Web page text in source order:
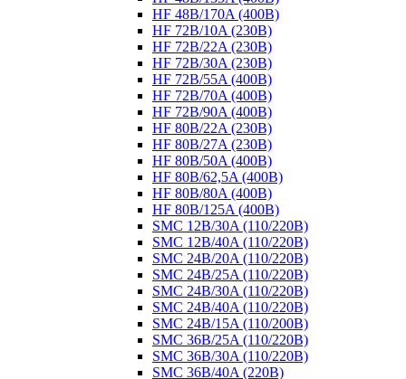
HF 48B/170A (400B)
HF 72B/10A (230B)
HF 72B/22A (230B)
HF 72B/30A (230B)
HF 72B/55A (400B)
HF 72B/70A (400B)
HF 72B/90A (400B)
HF 80B/22A (230B)
HF 80B/27A (230B)
HF 80B/50A (400B)
HF 80B/62,5A (400B)
HF 80B/80A (400B)
HF 80B/125A (400B)
SMC 12B/30A (110/220B)
SMC 12B/40A (110/220B)
SMC 24B/20A (110/220B)
SMC 24B/25A (110/220B)
SMC 24B/30A (110/220B)
SMC 24B/40A (110/220B)
SMC 24B/15A (110/200B)
SMC 36B/25A (110/220B)
SMC 36B/30A (110/220B)
SMC 36B/40A (220B)